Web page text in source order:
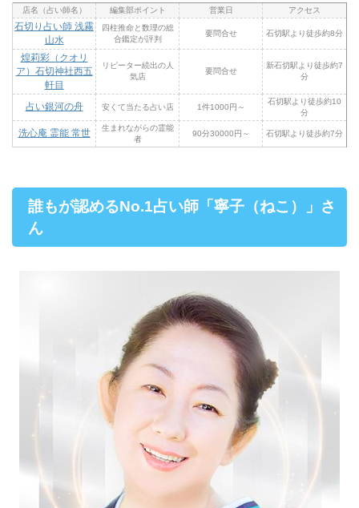
店名（占い師名） 編集部ポイント 営業日 アクセス
石切り占い師 浅霧
山水
四柱推命と数理の総
合鑑定が評判
要問合せ 石切駅より徒歩約8分
煌莉彩（クオリ
ア）石切神社西五
軒目
リピーター続出の人
気店
要問合せ
新石切駅より徒歩約7
分
占い銀河の舟 安くて当たる占い店 1件1000円～
石切駅より徒歩約10
分
洗心庵 霊能 常世
生まれながらの霊能
者
90分30000円～ 石切駅より徒歩約7分
誰もが認めるNo.1占い師「寧子（ねこ）」さ
ん